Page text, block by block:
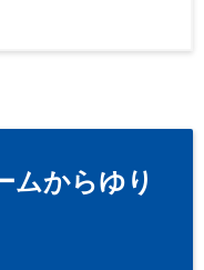
ムからゆり